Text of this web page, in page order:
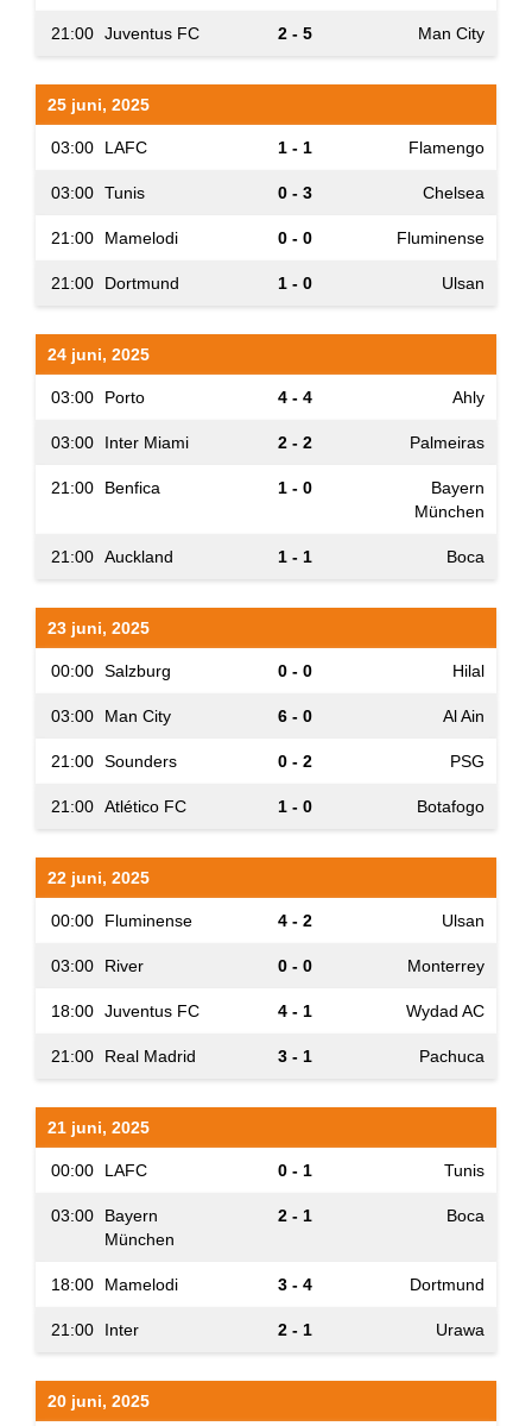
21:00 Juventus FC 2 - 5 Man City
25 juni, 2025
03:00 LAFC 1 - 1 Flamengo
03:00 Tunis 0 - 3 Chelsea
21:00 Mamelodi 0 - 0 Fluminense
21:00 Dortmund 1 - 0 Ulsan
24 juni, 2025
03:00 Porto 4 - 4 Ahly
03:00 Inter Miami 2 - 2 Palmeiras
21:00 Benfica 1 - 0
Bayern
München
21:00 Auckland 1 - 1 Boca
23 juni, 2025
00:00 Salzburg 0 - 0 Hilal
03:00 Man City 6 - 0 Al Ain
21:00 Sounders 0 - 2 PSG
21:00 Atlético FC 1 - 0 Botafogo
22 juni, 2025
00:00 Fluminense 4 - 2 Ulsan
03:00 River 0 - 0 Monterrey
18:00 Juventus FC 4 - 1 Wydad AC
21:00 Real Madrid 3 - 1 Pachuca
21 juni, 2025
00:00 LAFC 0 - 1 Tunis
03:00
Bayern
München
2 - 1 Boca
18:00 Mamelodi 3 - 4 Dortmund
21:00 Inter 2 - 1 Urawa
20 juni, 2025